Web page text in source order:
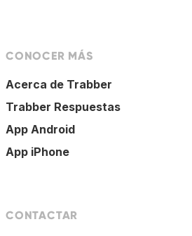
CONOCER MÁS
Acerca de Trabber
Trabber Respuestas
App Android
App iPhone
CONTACTAR